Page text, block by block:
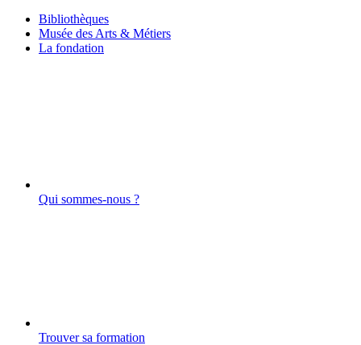
Bibliothèques
Musée des Arts & Métiers
La fondation
Qui sommes-nous ?
Trouver sa formation